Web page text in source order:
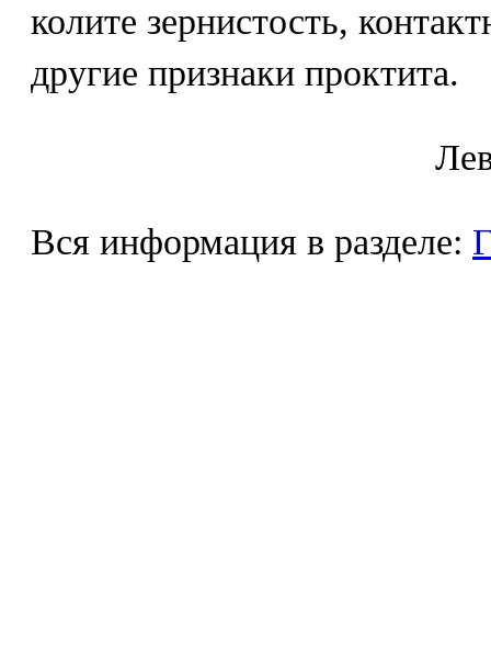
колите зернистость,
другие признаки проктита.
Вся информация в разделе: